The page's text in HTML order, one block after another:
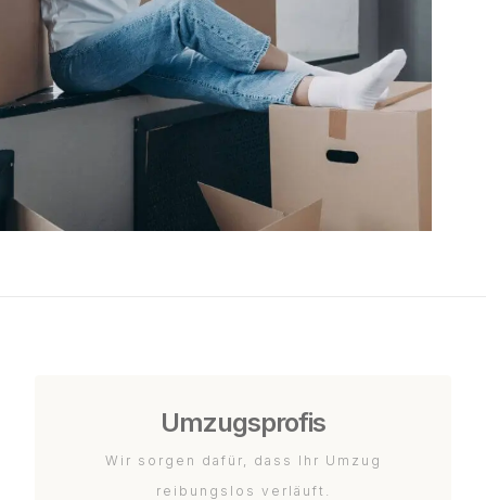
Umzugsprofis
Wir sorgen dafür, dass Ihr Umzug
reibungslos verläuft.